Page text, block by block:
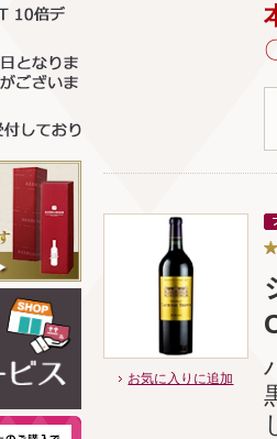
お気に入りに追加